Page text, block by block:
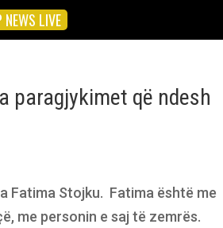
NEWS LIVE
paragjykimet që ndesh
Fatima Stojku. Fatima është me
me personin e saj të zemrës.